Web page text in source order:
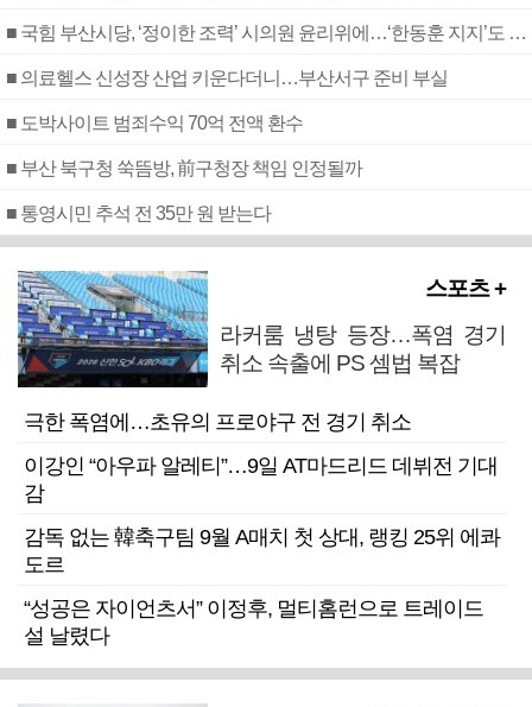
■ 국힘 부산시당, ‘정이한 조력’ 시의원 윤리위에…‘한동훈 지지’도 신고접수
■ 의료헬스 신성장 산업 키운다더니…부산서구 준비 부실
■ 도박사이트 범죄수익 70억 전액 환수
■ 부산 북구청 쑥뜸방, 前구청장 책임 인정될까
■ 통영시민 추석 전 35만 원 받는다
스포츠 +
라커룸 냉탕 등장…폭염 경기
취소 속출에 PS 셈법 복잡
극한 폭염에…초유의 프로야구 전 경기 취소
이강인 “아우파 알레티”…9일 AT마드리드 데뷔전 기대
감
감독 없는 韓축구팀 9월 A매치 첫 상대, 랭킹 25위 에콰
도르
“성공은 자이언츠서” 이정후, 멀티홈런으로 트레이드
설 날렸다